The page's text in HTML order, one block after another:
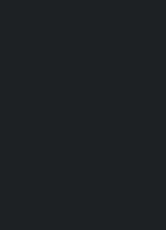
प्रतिनिधिसभाको बैठक
एनपीएलको तेस्रो संस्करण